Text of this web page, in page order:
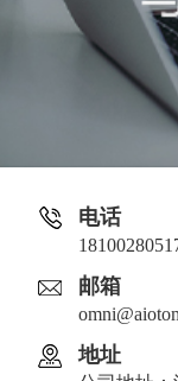
电话
邮箱
地址